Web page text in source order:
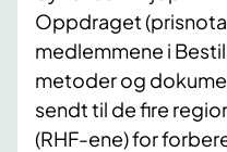
Oppdraget
medlemmene i
metoder og
sendt til de fire
(RHF-ene) for